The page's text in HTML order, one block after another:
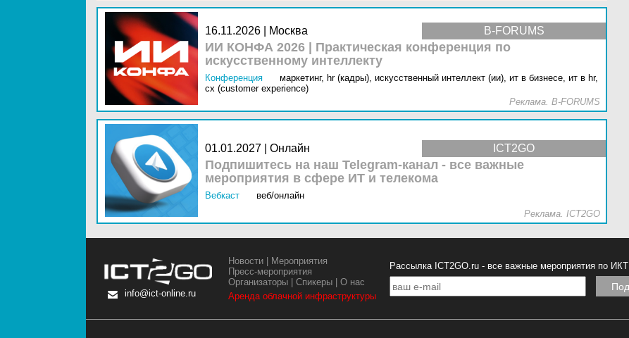
B-FORUMS
16.11.2026 | Москва
ИИ КОНФА 2026 | Практическая конференция по
искусственному интеллекту
Конференция маркетинг, hr (кадры), искусственный интеллект (ии), ит в бизнесе, ит в hr,
cx (customer experience)
Реклама. B-FORUMS
ICT2GO
01.01.2027 | Онлайн
Подпишитесь на наш Telegram-канал - все важные
мероприятия в сфере ИТ и телекома
Вебкаст
веб/онлайн
Реклама. ICT2GO
info@ict-online.ru
Новости
Мероприятия
Пресс-мероприятия
Организаторы |Спикеры |О нас
Аренда облачной инфраструктуры
Рассылка ICT2GO.ru - все важные мероприятия по ИКТ